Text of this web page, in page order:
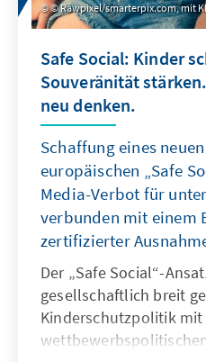
© Rawpixel/smarterpix.com, mit
Safe Social: Kinder
Souveränität
neu denken.
Schaffung eines
europäischen „Safe
Media-Verbot für
verbunden mit einem
zertifizierter
Der „Safe Social“-
gesellschaftlich breit
Kinderschutzpolitik mit